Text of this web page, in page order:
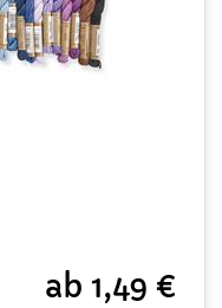
ab 1,49 €